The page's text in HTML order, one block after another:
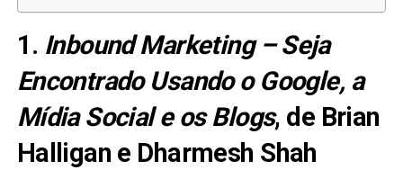
1. Inbound Marketing – Seja
Encontrado Usando o Google, a
Mídia Social e os Blogs, de Brian
Halligan e Dharmesh Shah